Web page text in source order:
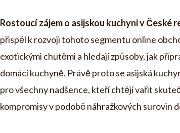
Rostoucí zájem o asijskou kuchyni v České
přispěl k rozvoji tohoto segmentu online
exotickými chutěmi a hledají způsoby, jak
domácí kuchyně. Právě proto se asijská
pro všechny nadšence, kteří chtějí vařit
kompromisy v podobě náhražkových surovin